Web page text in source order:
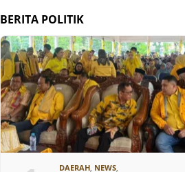
BERITA POLITIK
DAERAH, NEWS,